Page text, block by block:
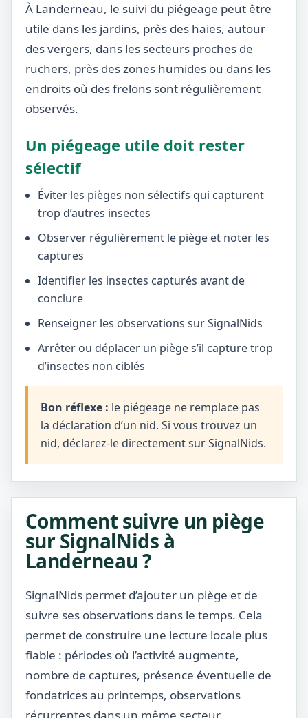
À Landerneau, le suivi du piégeage peut être
utile dans les jardins, près des haies, autour
des vergers, dans les secteurs proches de
ruchers, près des zones humides ou dans les
endroits où des frelons sont régulièrement
observés.
Un piégeage utile doit rester
sélectif
Éviter les pièges non sélectifs qui capturent
trop d’autres insectes
Observer régulièrement le piège et noter les
captures
Identifier les insectes capturés avant de
conclure
Renseigner les observations sur SignalNids
Arrêter ou déplacer un piège s’il capture trop
d’insectes non ciblés
Bon réflexe : le piégeage ne remplace pas
la déclaration d’un nid. Si vous trouvez un
nid, déclarez-le directement sur SignalNids.
Comment suivre un piège
sur SignalNids à
Landerneau ?
SignalNids permet d’ajouter un piège et de
suivre ses observations dans le temps. Cela
permet de construire une lecture locale plus
fiable : périodes où l’activité augmente,
nombre de captures, présence éventuelle de
fondatrices au printemps, observations